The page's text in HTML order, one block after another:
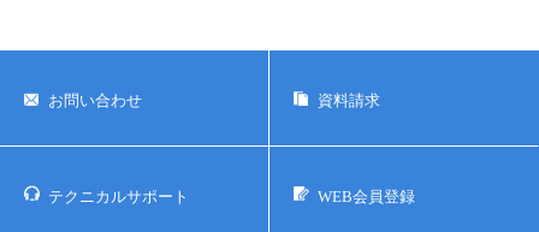
ユーザーズボイス集
動画ライブラリー
Q&A
お問い合わせ 資料請求
テクニカルサポート WEB会員登録